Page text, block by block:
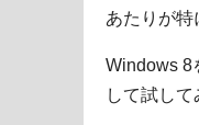
あたりが特
Windows 8
して試して